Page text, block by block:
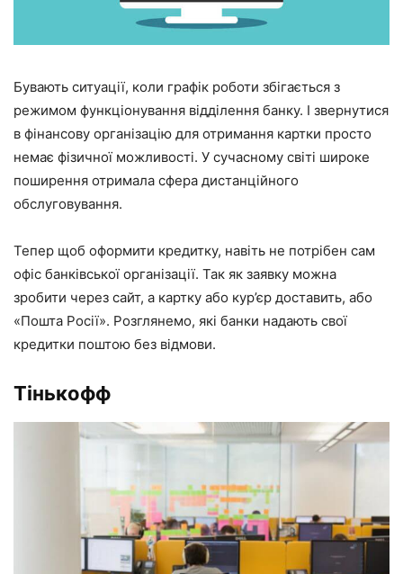
Бувають ситуації, коли графік роботи збігається з
режимом функціонування відділення банку. І звернутися
в фінансову організацію для отримання картки просто
немає фізичної можливості. У сучасному світі широке
поширення отримала сфера дистанційного
обслуговування.
Тепер щоб оформити кредитку, навіть не потрібен сам
офіс банківської організації. Так як заявку можна
зробити через сайт, а картку або кур’єр доставить, або
«Пошта Росії». Розглянемо, які банки надають свої
кредитки поштою без відмови.
Тінькофф